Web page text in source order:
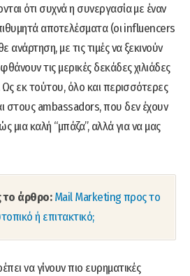
ότι συχνά η συνεργασία με έναν
αποτελέσματα (οι influencers
ανάρτηση, με τις τιμές να ξεκινούν
τις μερικές δεκάδες χιλιάδες
εκ τούτου, όλο και περισσότερες
στους ambassadors, που δεν έχουν
μια καλή “μπάζα”, αλλά για να μας
το άρθρο: Mail Marketing προς το
ή επιτακτικό;
να γίνουν πιο ευρηματικές